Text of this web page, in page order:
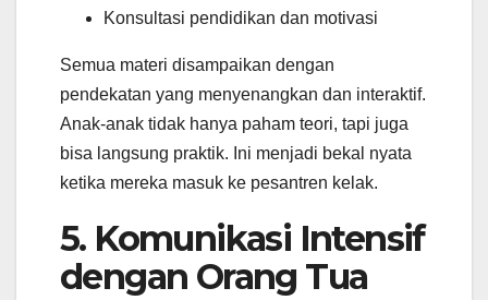
Konsultasi pendidikan dan motivasi
Semua materi disampaikan dengan
pendekatan yang menyenangkan dan interaktif.
Anak-anak tidak hanya paham teori, tapi juga
bisa langsung praktik. Ini menjadi bekal nyata
ketika mereka masuk ke pesantren kelak.
5. Komunikasi Intensif
dengan Orang Tua